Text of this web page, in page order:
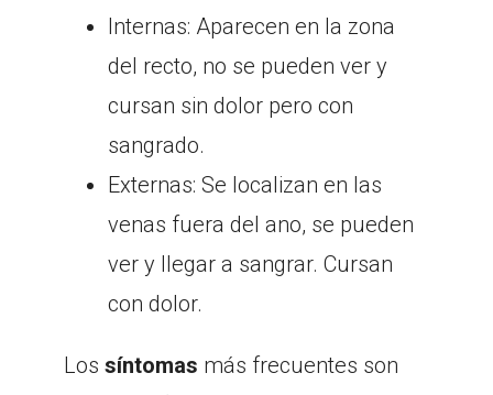
Internas: Aparecen en la zona
del recto, no se pueden ver y
cursan sin dolor pero con
sangrado.
Externas: Se localizan en las
venas fuera del ano, se pueden
ver y llegar a sangrar. Cursan
con dolor.
Los síntomas más frecuentes son